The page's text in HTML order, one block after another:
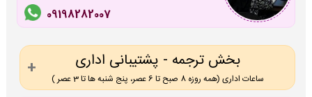
09198282007
بخش ترجمه - پشتیبانی اداری
ساعات اداری (همه روزه 8 صبح تا 6 عصر، پنج شنبه ها تا 3 عصر )